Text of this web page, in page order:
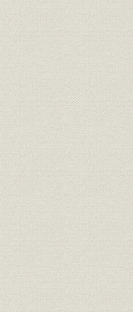
組織
事業所;組織
事業所;海外事業
関係会社;財務・業績
関係会社;財務・業績
関係会社;財務・業績